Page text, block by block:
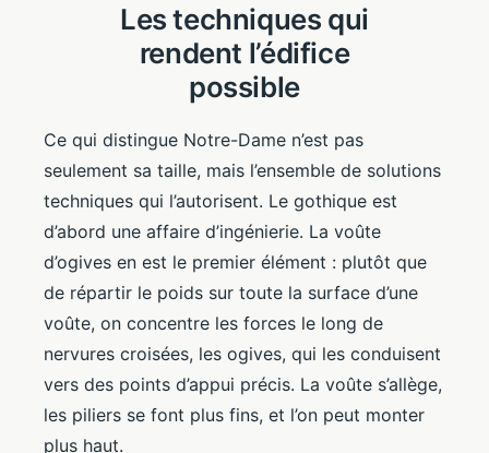
Les techniques qui
rendent l’édifice
possible
Ce qui distingue Notre-Dame n’est pas
seulement sa taille, mais l’ensemble de solutions
techniques qui l’autorisent. Le gothique est
d’abord une affaire d’ingénierie. La voûte
d’ogives en est le premier élément : plutôt que
de répartir le poids sur toute la surface d’une
voûte, on concentre les forces le long de
nervures croisées, les ogives, qui les conduisent
vers des points d’appui précis. La voûte s’allège,
les piliers se font plus fins, et l’on peut monter
plus haut.